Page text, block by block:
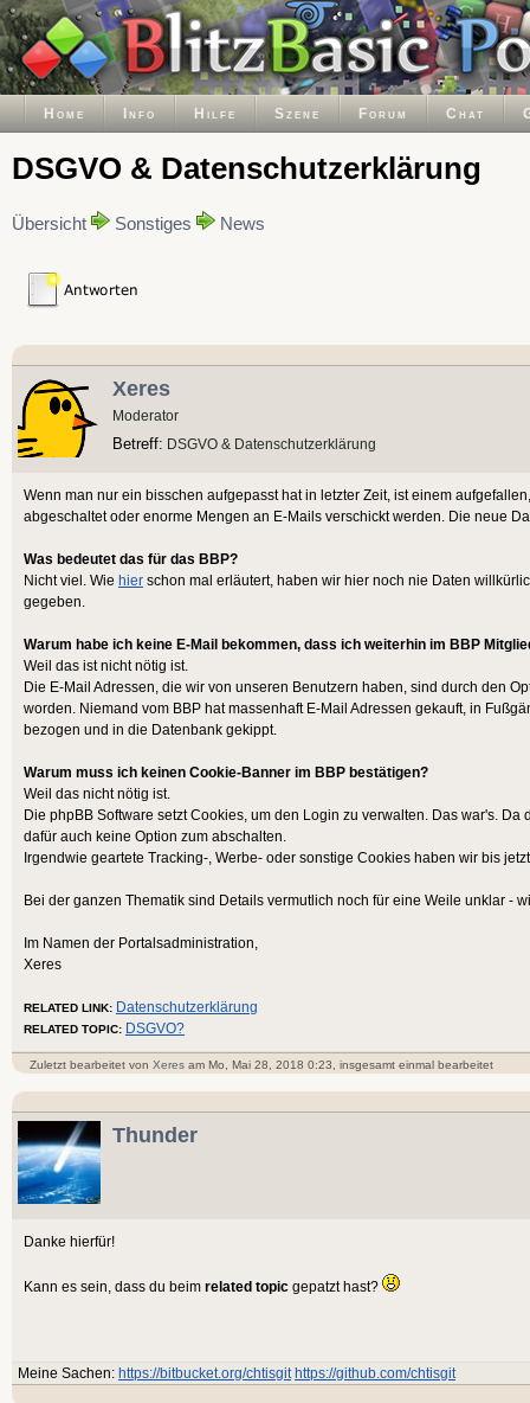
Home Info Hilfe Szene Forum Chat
DSGVO & Datenschutzerklärung
Übersicht Sonstiges News
Xeres
Moderator
Betreff: DSGVO & Datenschutzerklärung
Wenn man nur ein bisschen aufgepasst hat in letzter Zeit, ist einem
abgeschaltet oder enorme Mengen an E-Mails verschickt werden. Die neue
Was bedeutet das für das BBP?
Nicht viel. Wie hier schon mal erläutert, haben wir hier noch nie Daten
gegeben.
Warum habe ich keine E-Mail bekommen, dass ich weiterhin im BBP
Weil das ist nicht nötig ist.
Die E-Mail Adressen, die wir von unseren Benutzern haben, sind durch den
worden. Niemand vom BBP hat massenhaft E-Mail Adressen gekauft, in
bezogen und in die Datenbank gekippt.
Warum muss ich keinen Cookie-Banner im BBP bestätigen?
Weil das nicht nötig ist.
Die phpBB Software setzt Cookies, um den Login zu verwalten. Das war's.
dafür auch keine Option zum abschalten.
Irgendwie geartete Tracking-, Werbe- oder sonstige Cookies haben wir bis
Bei der ganzen Thematik sind Details vermutlich noch für eine Weile unklar -
Im Namen der Portalsadministration,
Xeres
RELATED LINK: Datenschutzerklärung
RELATED TOPIC: DSGVO?
Zuletzt bearbeitet von Xeresam Mo, Mai 28, 2018 0:23, insgesamt einmal bearbeitet
Thunder
Danke hierfür!
Kann es sein, dass du beim related topic gepatzt hast?
Meine Sachen: https://bitbucket.org/chtisgit https://github.com/chtisgit